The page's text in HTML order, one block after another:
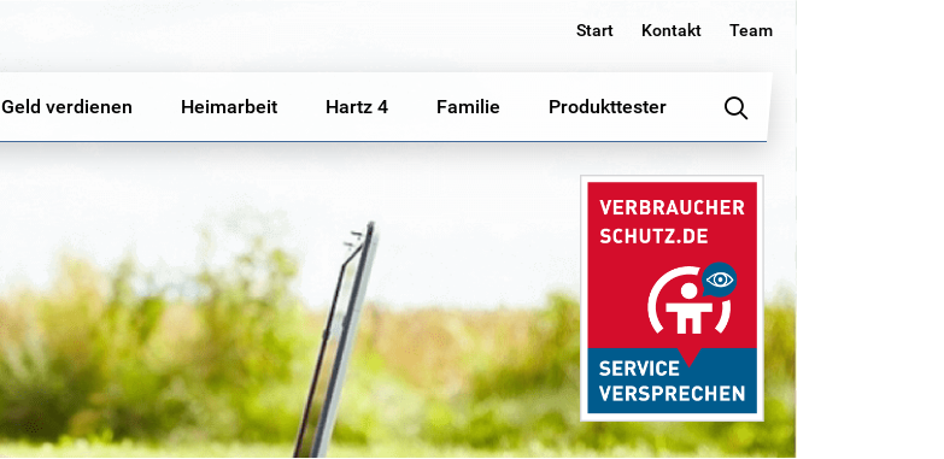
Start Kontakt Team
Geld verdienen Heimarbeit Hartz 4 Familie Produkttester